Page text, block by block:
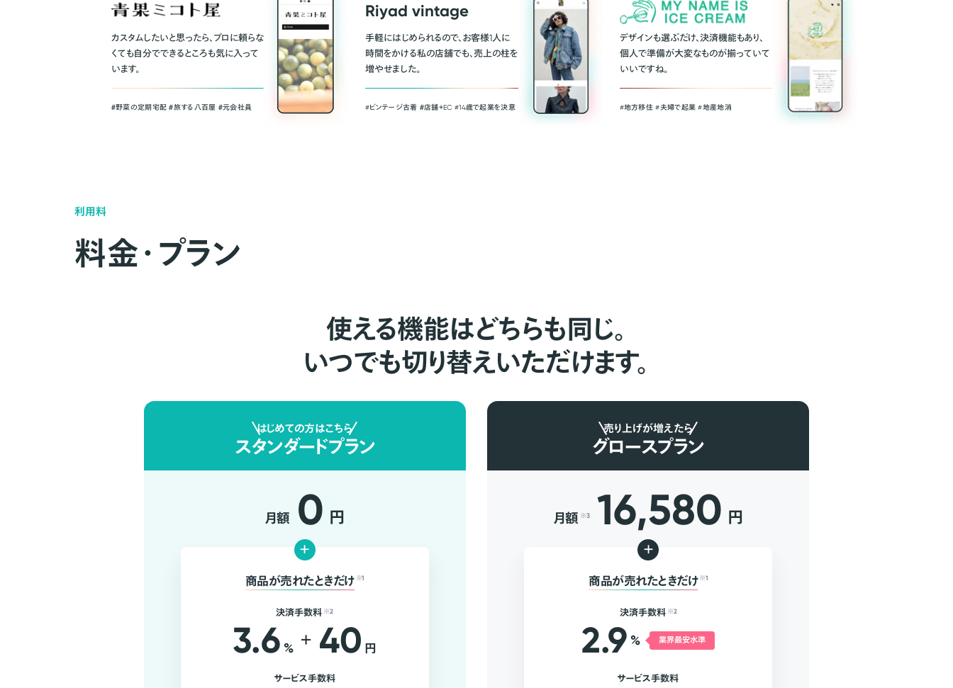
カスタムしたいと思ったら、プロに頼らな
くても自分でできるところも気に入って
います。
＃野菜の定期宅配 ＃旅する八百屋 ＃元会社員
Riyad vintage
手軽にはじめられるので、お客様1人に
時間をかける私の店舗でも、売上の柱を
増やせました。
#ビンテージ古着 ＃店舗＋EC #14歳で起業を決意
デザインも選ぶだけ、決済機能もあり、
個人で準備が大変なものが揃っていて
いいですね。
#地方移住 #夫婦で起業 #地産地消
利用料
料金・プラン
使える機能はどちらも同じ。
いつでも切り替えいただけます。
はじめての方はこちら
スタンダードプラン
月額 0 円
+
商品が売れたときだけ ※1
決済手数料 ※2
3.6 % + 40 円
サービス手数料
売り上げが増えたら
グロースプラン
月額 ※3 16,580 円
+
商品が売れたときだけ ※1
決済手数料 ※2
2.9 % 業界最安水準
サービス手数料